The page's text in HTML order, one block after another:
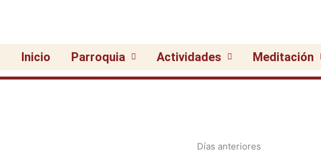
Inicio Parroquia Actividades Meditación
Días anteriores